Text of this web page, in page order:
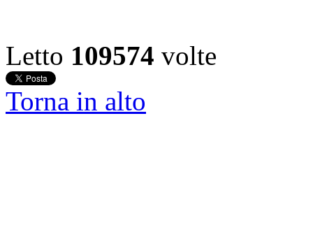
Letto 109574 volte
Torna in alto